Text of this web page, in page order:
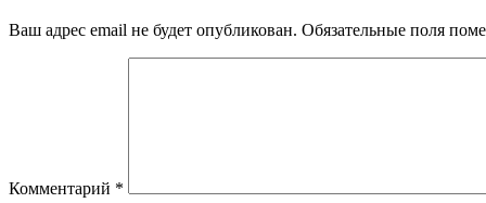
Ваш адрес email не будет опубликован. Обязательные поля
Комментарий *